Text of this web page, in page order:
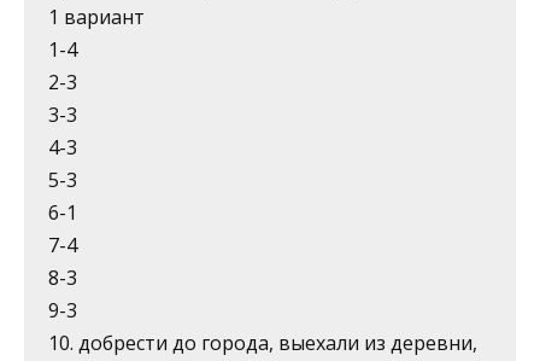
1 вариант
1-4
2-3
3-3
4-3
5-3
6-1
7-4
8-3
9-3
10. добрести до города, выехали из деревни,